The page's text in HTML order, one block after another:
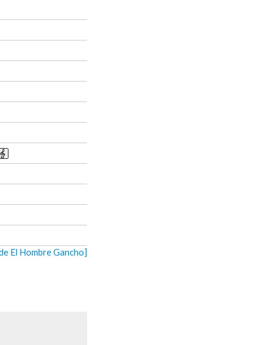
El Hombre Gancho]